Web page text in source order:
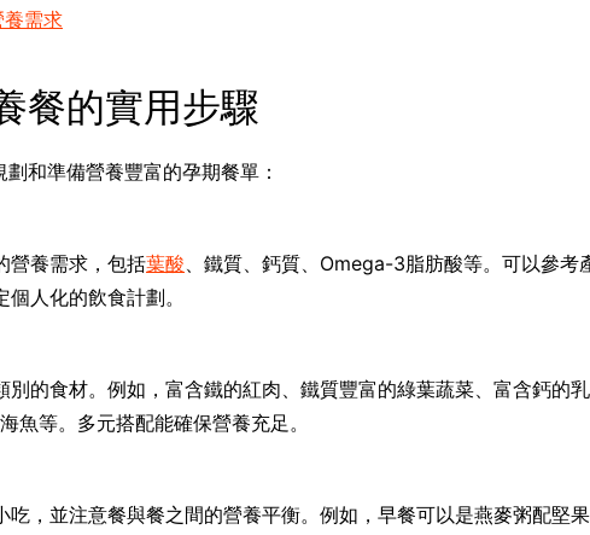
養需求
餐的實用步驟
和準備營養豐富的孕期餐單：
營養需求，包括葉酸、鐵質、鈣質、Omega-3脂肪酸等。可以參考
人化的飲食計劃。
別的食材。例如，富含鐵的紅肉、鐵質豐富的綠葉蔬菜、富含鈣的
魚等。多元搭配能確保營養充足。
，並注意餐與餐之間的營養平衡。例如，早餐可以是燕麥粥配堅果